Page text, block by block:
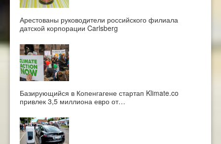
Арестованы руководители российского филиала
датской корпорации Carlsberg
Базирующийся в Копенгагене стартап Klimate.co
привлек 3,5 миллиона евро от…